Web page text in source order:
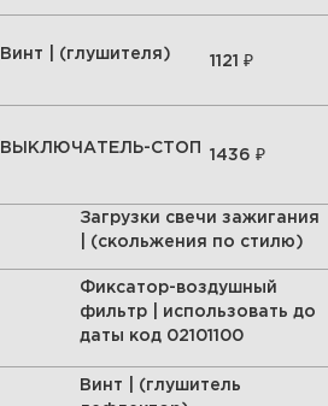
Винт | (глушителя) 1121 ₽
ВЫКЛЮЧАТЕЛЬ-СТОП 1436 ₽
Загрузки свечи зажигания
| (скольжения по стилю)
Фиксатор-воздушный
фильтр | использовать до
даты код 02101100
Винт | (глушитель